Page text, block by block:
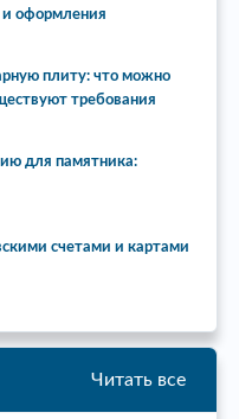
и оформления
плиту: что можно
требования
для памятника:
счетами и картами
Читать все